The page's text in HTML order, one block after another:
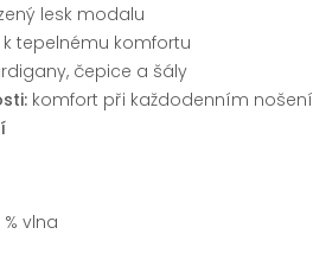
lesk modalu
tepelnému komfortu
čepice a šály
komfort při každodenním nošení
vlna